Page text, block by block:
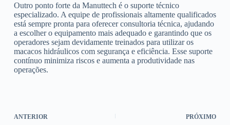
Outro ponto forte da Manuttech é o suporte técnico
especializado. A equipe de profissionais altamente qualificados
está sempre pronta para oferecer consultoria técnica, ajudando
a escolher o equipamento mais adequado e garantindo que os
operadores sejam devidamente treinados para utilizar os
macacos hidráulicos com segurança e eficiência. Esse suporte
contínuo minimiza riscos e aumenta a produtividade nas
operações.
ANTERIOR PRÓXIMO